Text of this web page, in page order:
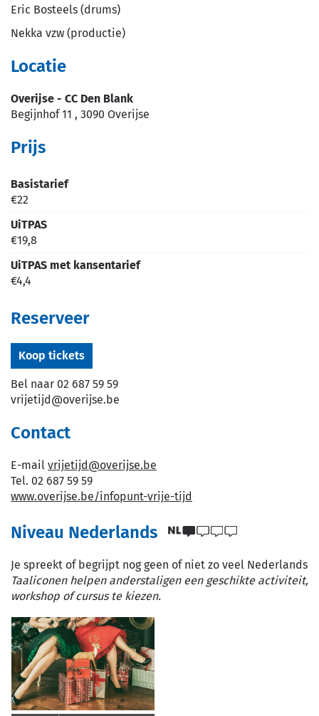
Eric Bosteels (drums)
Nekka vzw (productie)
Locatie
Overijse - CC Den Blank
Begijnhof 11 , 3090 Overijse
Prijs
Basistarief
€22
UiTPAS
€19,8
UiTPAS met kansentarief
€4,4
Reserveer
Koop tickets
Bel naar 02 687 59 59
vrijetijd@overijse.be
Contact
E-
mail
vrijetijd@overijse.be
Tel. 02 687 59 59
Website
www.overijse.be/infopunt-vrije-tijd
Niveau Nederlands
Je spreekt of begrijpt nog geen of niet zo veel Nederlands
Taaliconen helpen anderstaligen een geschikte activiteit,
workshop of cursus te kiezen.